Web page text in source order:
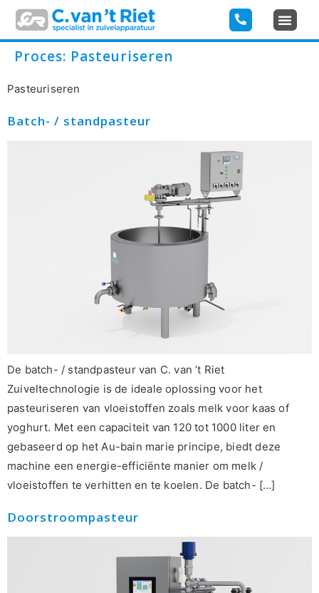
Proces: Pasteuriseren
Pasteuriseren
Batch- / standpasteur
De batch- / standpasteur van C. van ’t Riet
Zuiveltechnologie is de ideale oplossing voor het
pasteuriseren van vloeistoffen zoals melk voor kaas of
yoghurt. Met een capaciteit van 120 tot 1000 liter en
gebaseerd op het Au-bain marie principe, biedt deze
machine een energie-efficiënte manier om melk /
vloeistoffen te verhitten en te koelen. De batch- […]
Doorstroompasteur